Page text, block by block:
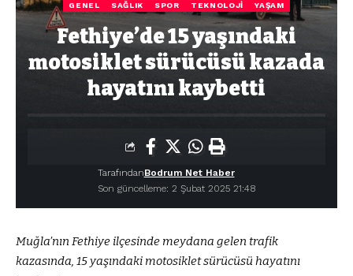
GENEL SAĞLIK SPOR TEKNOLOJI YAŞAM
Fethiye’de 15 yaşındaki
motosiklet sürücüsü kazada
hayatını kaybetti
Son güncelleme: 2 Şubat 2025 21:48
TarafındanBodrum Net Haber
Muğla’nın Fethiye ilçesinde meydana gelen trafik
kazasında, 15 yaşındaki motosiklet sürücüsü hayatını